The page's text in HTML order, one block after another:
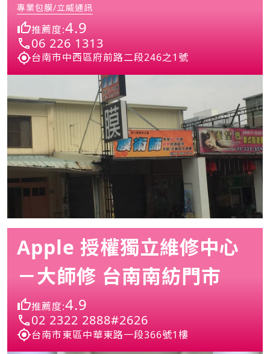
專業包膜/立威通訊
推薦度:4.9
06 226 1313
台南市中西區府前路二段246之1號
Apple 授權獨立維修中心
－大師修 台南南紡門市
推薦度:4.9
02 2322 2888#2626
台南市東區中華東路一段366號1樓